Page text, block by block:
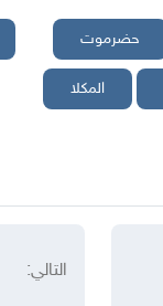
حضرموت
المكلا
التالي: